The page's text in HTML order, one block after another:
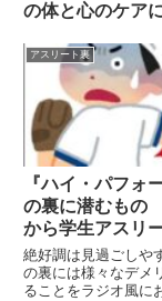
の体と心のケア
アスリート裏
『ハイ・パフォ
の裏に潜むも
から学生アスリ
信〜
絶好調は見過ごしや
の裏には様々なデメ
ることをラジオ風に